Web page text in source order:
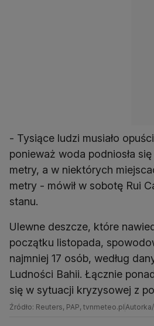
- Tysiące ludzi musiało
ponieważ woda podniosła
metry, a w niektórych
metry - mówił w sobotę Rui
stanu.
Ulewne deszcze, które
początku listopada,
najmniej 17 osób, według
Ludności Bahii. Łącznie
się w sytuacji kryzysowej z
Źródło: Reuters, PAP, tvnmeteo.pl